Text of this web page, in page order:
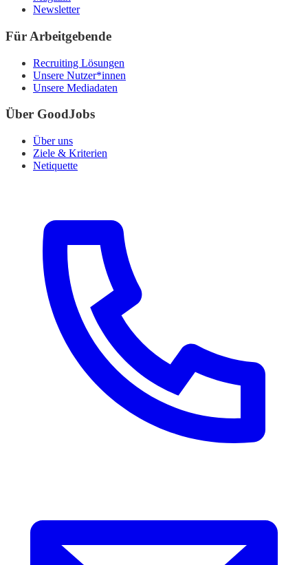
Newsletter
Für Arbeitgebende
Recruiting Lösungen
Unsere Nutzer*innen
Unsere Mediadaten
Über GoodJobs
Über uns
Ziele & Kriterien
Netiquette